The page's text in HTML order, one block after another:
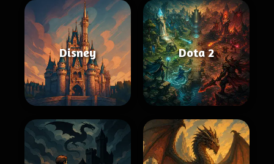
Disney Dota 2